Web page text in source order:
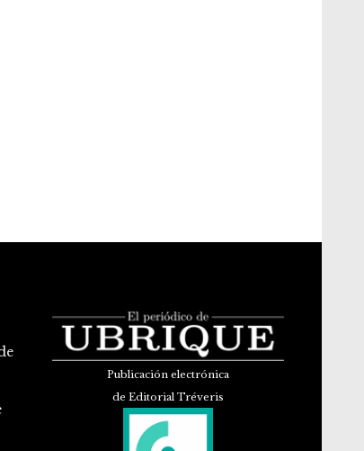
Publicación electrónica
de Editorial Tréveris